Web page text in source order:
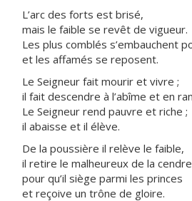
L’arc des forts est brisé,
mais le faible se revêt de vigueur.
Les plus comblés s’embauchent
et les affamés se reposent.
Le Seigneur fait mourir et vivre ;
il fait descendre à l’abîme et en
Le Seigneur rend pauvre et riche ;
il abaisse et il élève.
De la poussière il relève le faible,
il retire le malheureux de la cendre
pour qu’il siège parmi les princes
et reçoive un trône de gloire.